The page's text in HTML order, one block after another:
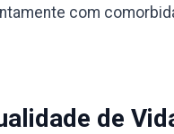
com
de